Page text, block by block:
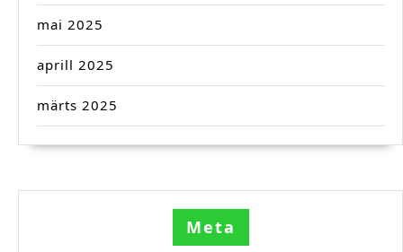
mai 2025
aprill 2025
märts 2025
Meta